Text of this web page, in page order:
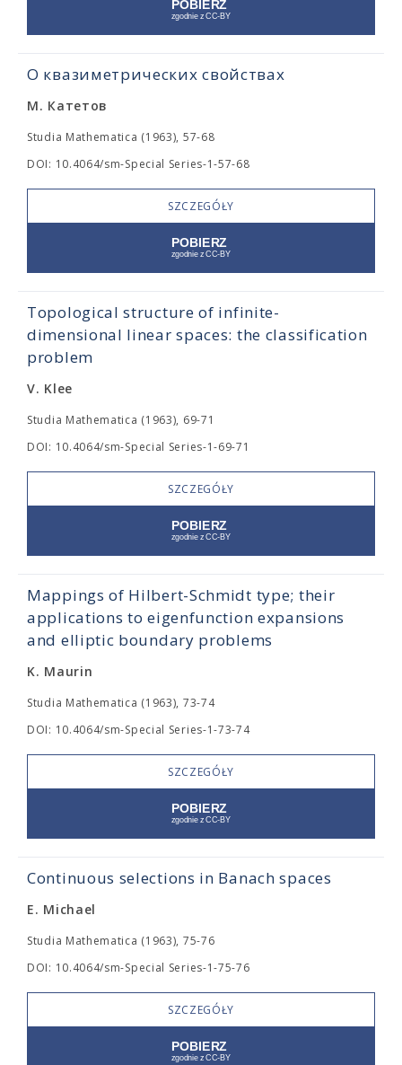
О квазиметрических свойствах
М. Катетов
Studia Mathematica (1963), 57-68
DOI: 10.4064/sm-Special Series-1-57-68
SZCZEGÓŁY
Topological structure of infinite-
dimensional linear spaces: the classification
problem
V. Klee
Studia Mathematica (1963), 69-71
DOI: 10.4064/sm-Special Series-1-69-71
SZCZEGÓŁY
Mappings of Hilbert-Schmidt type; their
applications to eigenfunction expansions
and elliptic boundary problems
K. Maurin
Studia Mathematica (1963), 73-74
DOI: 10.4064/sm-Special Series-1-73-74
SZCZEGÓŁY
Continuous selections in Banach spaces
E. Michael
Studia Mathematica (1963), 75-76
DOI: 10.4064/sm-Special Series-1-75-76
SZCZEGÓŁY